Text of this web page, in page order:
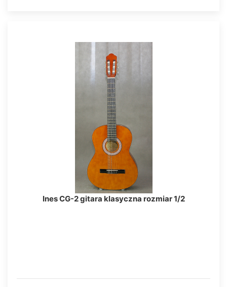
Ines CG-2 gitara klasyczna rozmiar 1/2